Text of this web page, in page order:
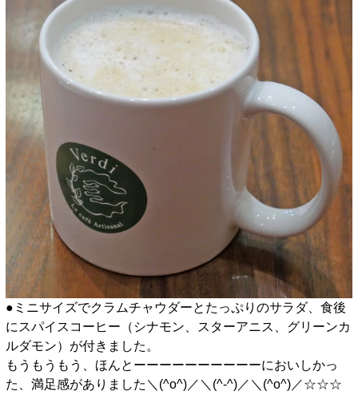
●ミニサイズでクラムチャウダーとたっぷりのサラダ、食後
にスパイスコーヒー（シナモン、スターアニス、グリーンカ
ルダモン）が付きました。
もうもうもう、ほんとーーーーーーーーーーにおいしかっ
た、満足感がありました＼(^o^)／＼(^-^)／＼(^o^)／☆☆☆